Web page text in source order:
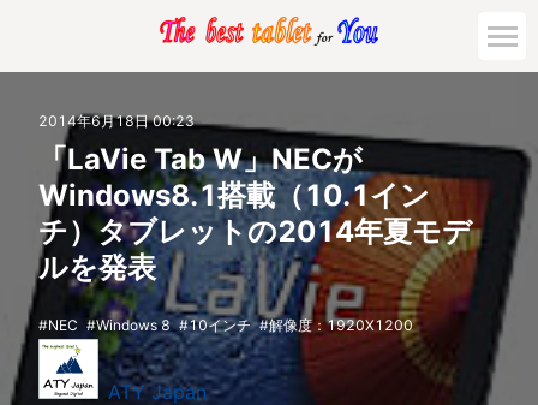
活用対策と事例
主要機種の比較
ゲーミング
法人向け
2014年6月18日 00:23
「LaVie Tab W」NECが
Windows8.1搭載（10.1イン
チ）タブレットの2014年夏モデ
ルを発表
NEC Windows 8 10インチ 解像度：1920X1200
ATY Japan